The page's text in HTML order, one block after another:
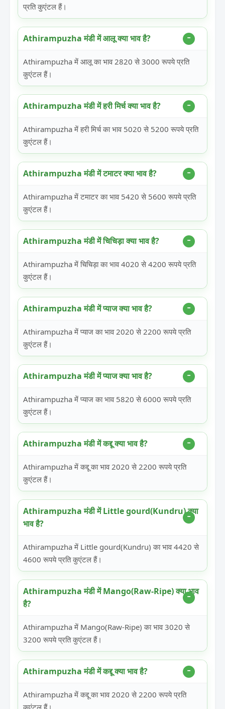
प्रति कुएंटल हैं।
Athirampuzha मंडी में आलू क्या भाव है?
Athirampuzha में आलू का भाव 2820 से 3000 रूपये प्रति
कुएंटल हैं।
Athirampuzha मंडी में हरी मिर्च क्या भाव है?
Athirampuzha में हरी मिर्च का भाव 5020 से 5200 रूपये प्रति
कुएंटल हैं।
Athirampuzha मंडी में टमाटर क्या भाव है?
Athirampuzha में टमाटर का भाव 5420 से 5600 रूपये प्रति
कुएंटल हैं।
Athirampuzha मंडी में चिचिड़ा क्या भाव है?
Athirampuzha में चिचिड़ा का भाव 4020 से 4200 रूपये प्रति
कुएंटल हैं।
Athirampuzha मंडी में प्याज क्या भाव है?
Athirampuzha में प्याज का भाव 2020 से 2200 रूपये प्रति
कुएंटल हैं।
Athirampuzha मंडी में प्याज क्या भाव है?
Athirampuzha में प्याज का भाव 5820 से 6000 रूपये प्रति
कुएंटल हैं।
Athirampuzha मंडी में कद्दू क्या भाव है?
Athirampuzha में कद्दू का भाव 2020 से 2200 रूपये प्रति
कुएंटल हैं।
Athirampuzha मंडी में Little gourd(Kundru) क्या
भाव है?
Athirampuzha में Little gourd(Kundru) का भाव 4420 से
4600 रूपये प्रति कुएंटल हैं।
Athirampuzha मंडी में Mango(Raw-Ripe) क्या भाव
है?
Athirampuzha में Mango(Raw-Ripe) का भाव 3020 से
3200 रूपये प्रति कुएंटल हैं।
Athirampuzha मंडी में कद्दू क्या भाव है?
Athirampuzha में कद्दू का भाव 2020 से 2200 रूपये प्रति
कुएंटल हैं।